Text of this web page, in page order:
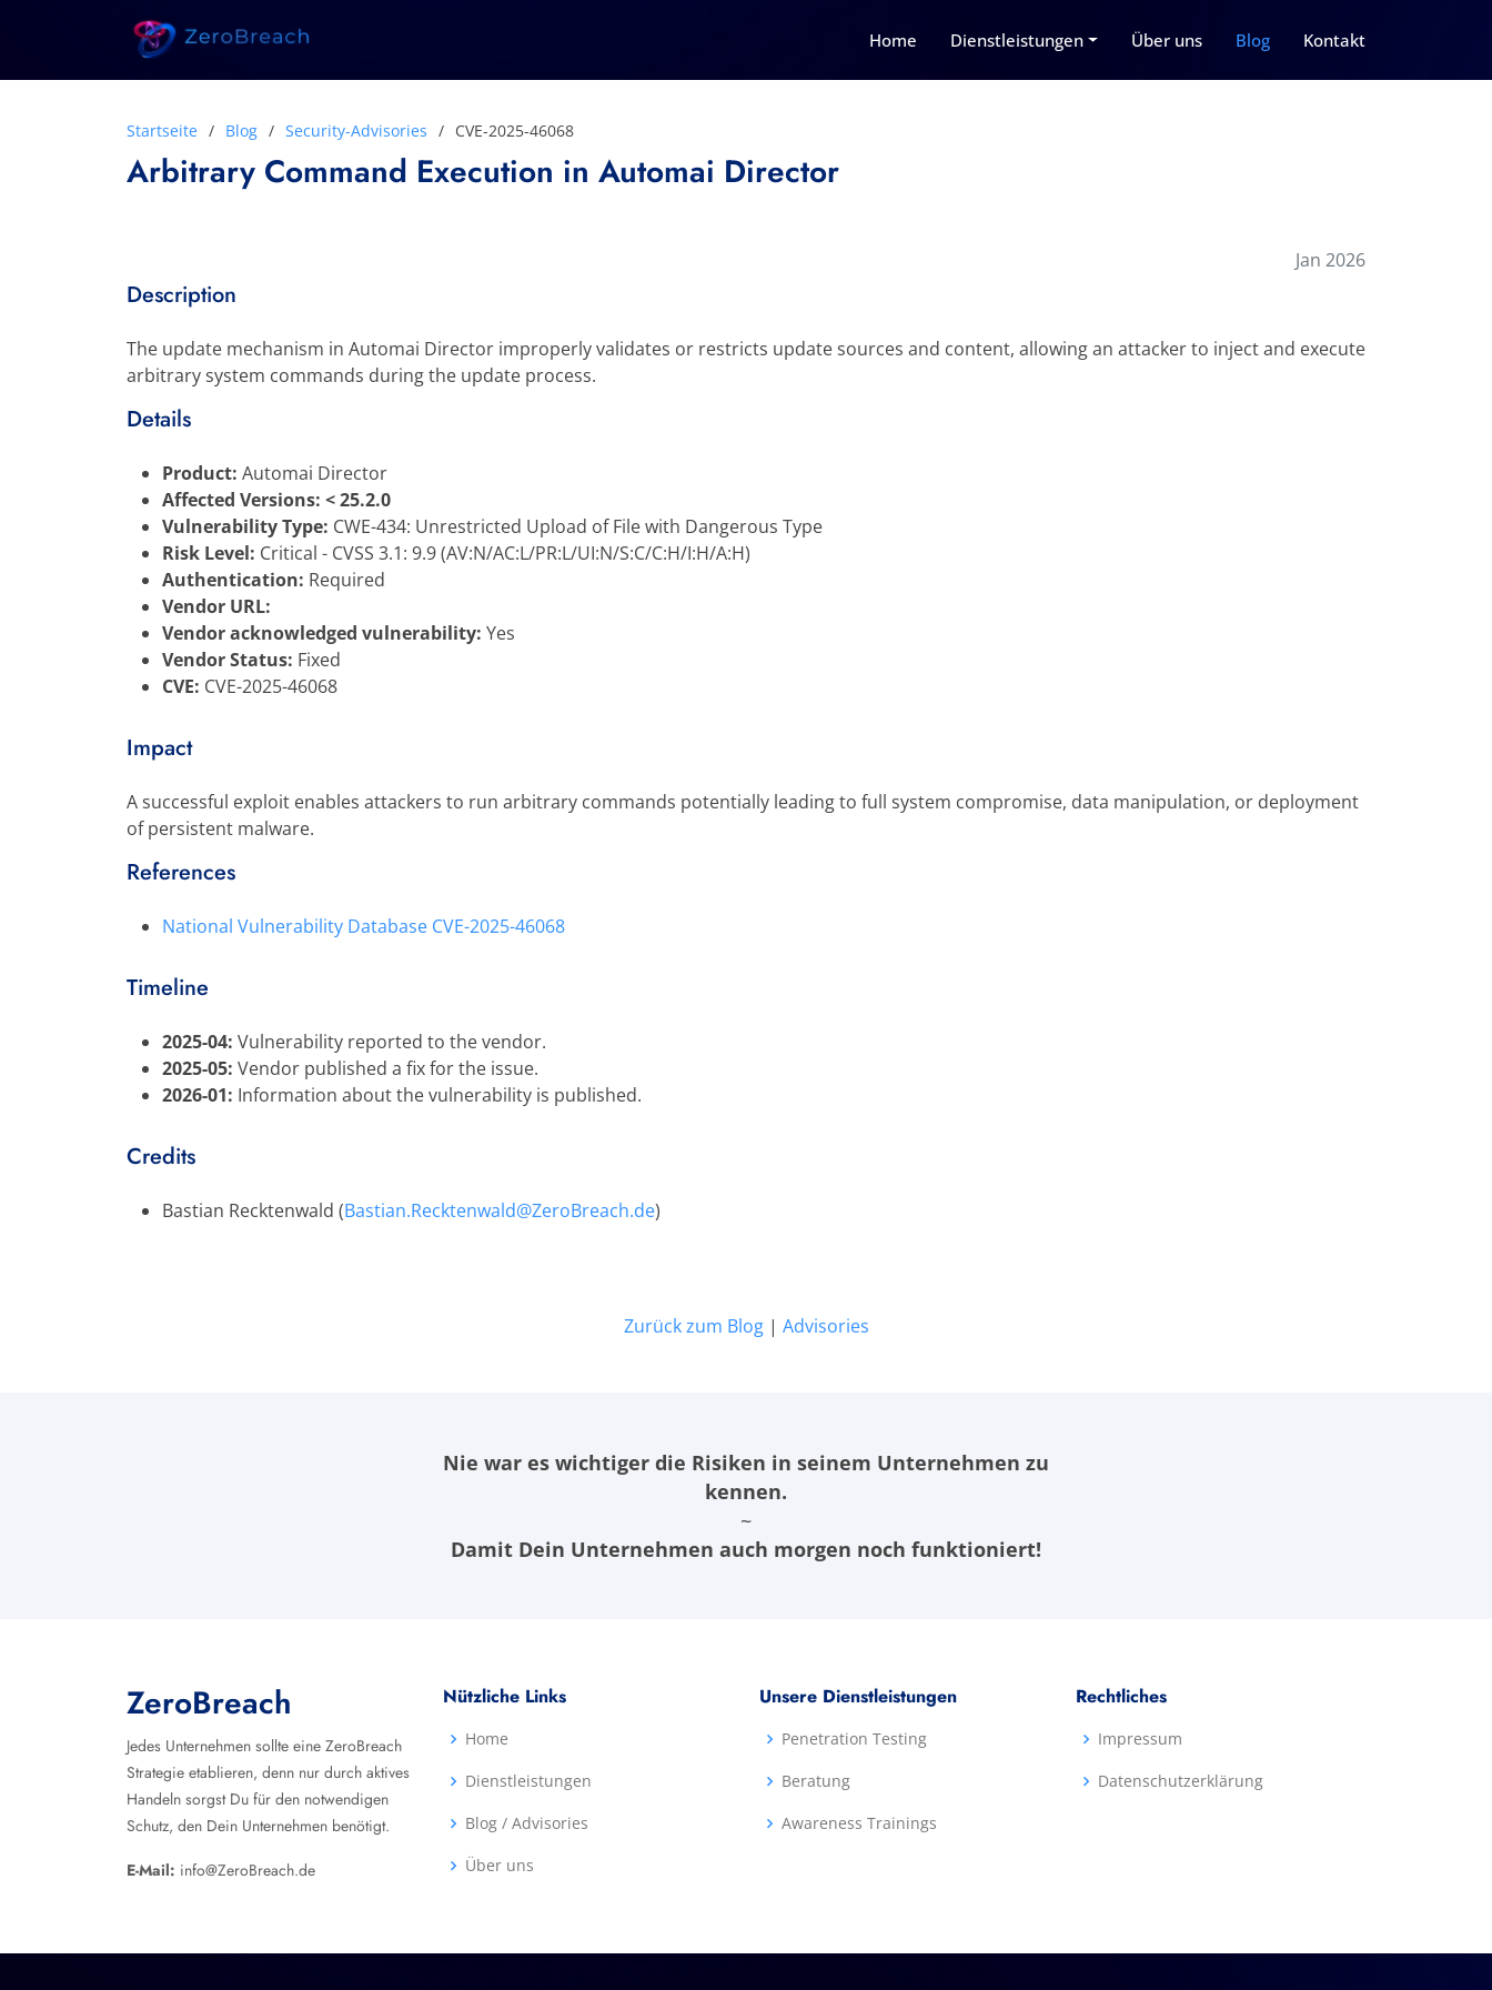
Home Dienstleistungen Über uns Blog Kontakt
Startseite Blog Security-Advisories CVE-2025-46068
Arbitrary Command Execution in Automai Director
Jan 2026
Description
The update mechanism in Automai Director improperly validates or restricts update sources and content, allowing an attacker to inject and execute
arbitrary system commands during the update process.
Details
Product: Automai Director
Affected Versions: < 25.2.0
Vulnerability Type: CWE-434: Unrestricted Upload of File with Dangerous Type
Risk Level: Critical - CVSS 3.1: 9.9 (AV:N/AC:L/PR:L/UI:N/S:C/C:H/I:H/A:H)
Authentication: Required
Vendor URL:
Vendor acknowledged vulnerability: Yes
Vendor Status: Fixed
CVE: CVE-2025-46068
Impact
A successful exploit enables attackers to run arbitrary commands potentially leading to full system compromise, data manipulation, or deployment
of persistent malware.​
References
National Vulnerability Database CVE-2025-46068
Timeline
2025-04: Vulnerability reported to the vendor.
2025-05: Vendor published a fix for the issue.
2026-01: Information about the vulnerability is published.
Credits
Bastian Recktenwald (Bastian.Recktenwald@ZeroBreach.de)
Zurück zum Blog| Advisories
Nie war es wichtiger die Risiken in seinem Unternehmen zu
kennen.
~
Damit Dein Unternehmen auch morgen noch funktioniert!
ZeroBreach
Jedes Unternehmen sollte eine ZeroBreach
Strategie etablieren, denn nur durch aktives
Handeln sorgst Du für den notwendigen
Schutz, den Dein Unternehmen benötigt.
E-Mail: info@ZeroBreach.de
Nützliche Links
Home
Dienstleistungen
Blog / Advisories
Über uns
Unsere Dienstleistungen
Penetration Testing
Beratung
Awareness Trainings
Rechtliches
Impressum
Datenschutzerklärung